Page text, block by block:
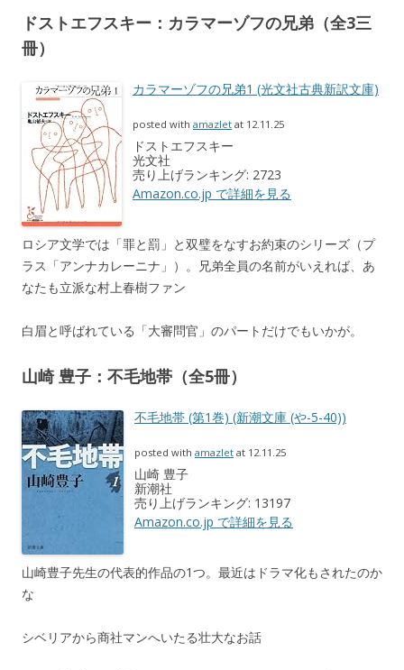
ドストエフスキー：カラマーゾフの兄弟（全3三
冊）
カラマーゾフの兄弟1 (光文社古典新訳文庫)
posted with amazlet at 12.11.25
ドストエフスキー
光文社
売り上げランキング: 2723
Amazon.co.jp で詳細を見る
ロシア文学では「罪と罰」と双璧をなすお約束のシリーズ（プ
ラス「アンナカレーニナ」）。兄弟全員の名前がいえれば、あ
なたも立派な村上春樹ファン
白眉と呼ばれている「大審問官」のパートだけでもいかが。
山崎 豊子：不毛地帯（全5冊）
不毛地帯 (第1巻) (新潮文庫 (や-5-40))
posted with amazlet at 12.11.25
山崎 豊子
新潮社
売り上げランキング: 13197
Amazon.co.jp で詳細を見る
山崎豊子先生の代表的作品の1つ。最近はドラマ化もされたのか
な
シベリアから商社マンへいたる壮大なお話